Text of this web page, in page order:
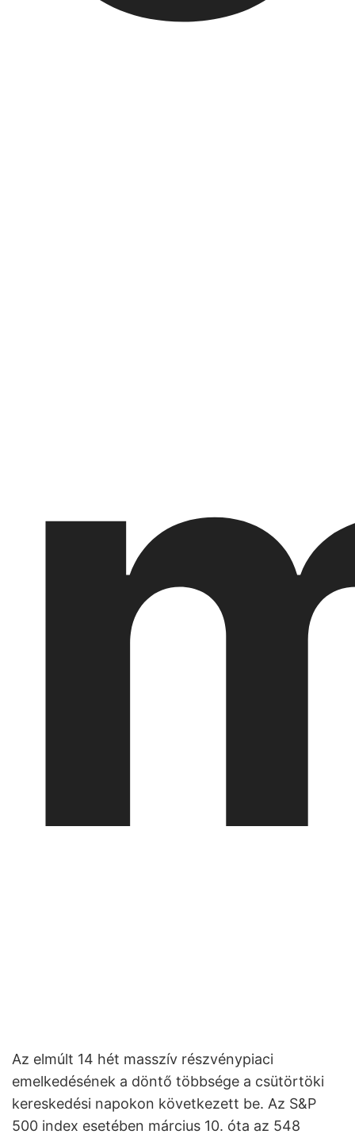
Az elmúlt 14 hét masszív részvénypiaci
emelkedésének a döntő többsége a csütörtöki
kereskedési napokon következett be. Az S&P
500 index esetében március 10. óta az 548